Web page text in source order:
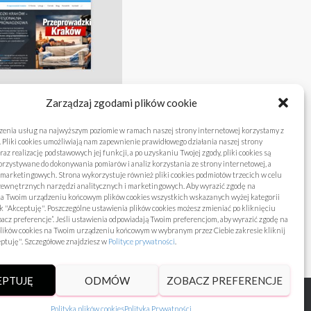
Zarządzaj zgodami plików cookie
usług na najwyższym poziomie w ramach naszej strony internetowej korzystamy z
Pliki cookies umożliwiają nam zapewnienie prawidłowego działania naszej strony
realizację podstawowych jej funkcji, a po uzyskaniu Twojej zgody, pliki cookies są
do dokonywania pomiarów i analiz korzystania ze strony internetowej, a
marketingowych. Strona wykorzystuje również pliki cookies podmiotów trzecich w celu
narzędzi analitycznych i marketingowych. Aby wyrazić zgodę na
Twoim urządzeniu końcowym plików cookies wszystkich wskazanych wyżej kategorii
Poszczególne ustawienia plików cookies możesz zmieniać po kliknięciu
preferencje”. Jeśli ustawienia odpowiadają Twoim preferencjom, aby wyrazić zgodę na
cookies na Twoim urządzeniu końcowym w wybranym przez Ciebie zakresie kliknij
Szczegółowe znajdziesz w Polityce prywatności
ODMÓW ZOBACZ PREFERENCJE
Polityka plików cookiesPolityka Prywatności
podczas